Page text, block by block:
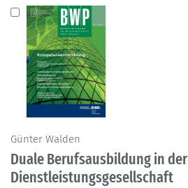
Günter Walden
Duale Berufsausbildung in der
Dienstleistungsgesellschaft